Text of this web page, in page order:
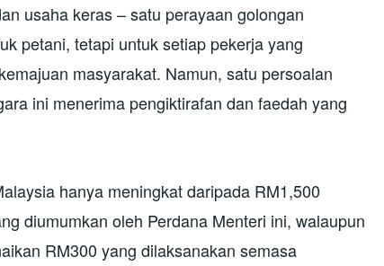
usaha keras – satu perayaan golongan
petani, tetapi untuk setiap pekerja yang
masyarakat. Namun, satu persoalan
ini menerima pengiktirafan dan faedah yang
hanya meningkat daripada RM1,500
diumumkan oleh Perdana Menteri ini, walaupun
RM300 yang dilaksanakan semasa